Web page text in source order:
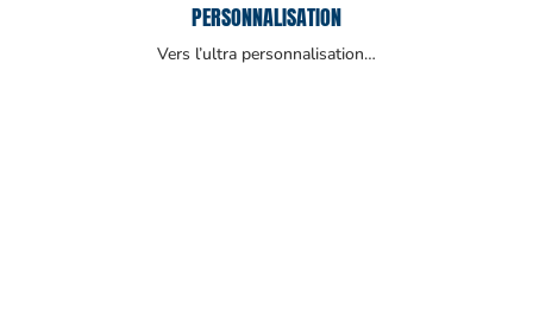
PERSONNALISATION
Vers l’ultra personnalisation…